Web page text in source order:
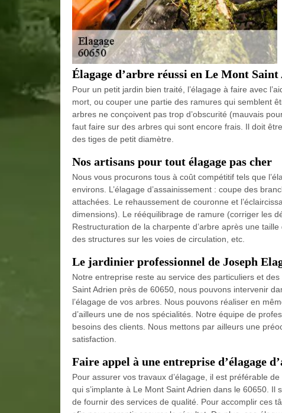
Élagage d’arbre réussi en Le Mont Saint
Pour un petit jardin bien traité, l’élagage à faire avec
mort, ou couper une partie des ramures qui semblent
arbres ne conçoivent pas trop d’obscurité (mauvais
faut faire sur des arbres qui sont encore frais. Il doit
des tiges de petit diamètre.
Nos artisans pour tout élagage pas cher
Nous vous procurons tous à coût compétitif tels que
environs. L’élagage d’assainissement : coupe des
attachées. Le rehaussement de couronne et
dimensions). Le rééquilibrage de ramure (corriger les
Restructuration de la charpente d’arbre après une
des structures sur les voies de circulation, etc.
Le jardinier professionnel de Joseph
Notre entreprise reste au service des particuliers et
Saint Adrien près de 60650, nous pouvons intervenir
l’élagage de vos arbres. Nous pouvons réaliser en
d’ailleurs une de nos spécialités. Notre équipe de
besoins des clients. Nous mettons par ailleurs une
satisfaction.
Faire appel à une entreprise d’élagage
Pour assurer vos travaux d’élagage, il est préférable
qui s’implante à Le Mont Saint Adrien dans le 60650. Il
de fournir des services de qualité. Pour accomplir ces